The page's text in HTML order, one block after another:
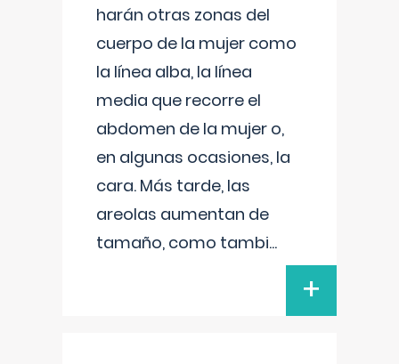
harán otras zonas del
cuerpo de la mujer como
la línea alba, la línea
media que recorre el
abdomen de la mujer o,
en algunas ocasiones, la
cara. Más tarde, las
areolas aumentan de
tamaño, como tambi...
+